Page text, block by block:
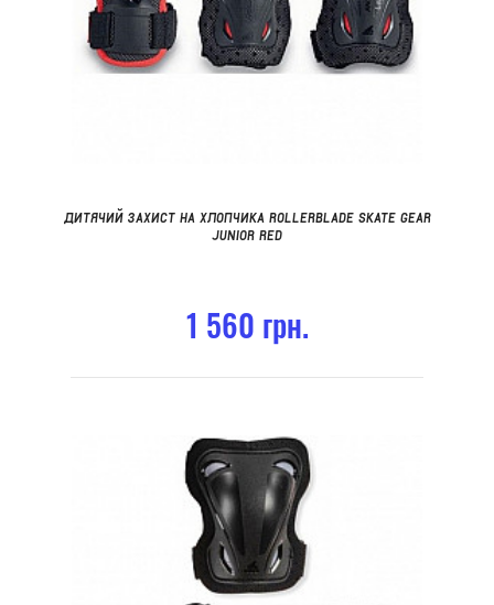
ДИТЯЧИЙ ЗАХИСТ НА ХЛОПЧИКА ROLLERBLADE SKATE GEAR
JUNIOR RED
1 560 грн.